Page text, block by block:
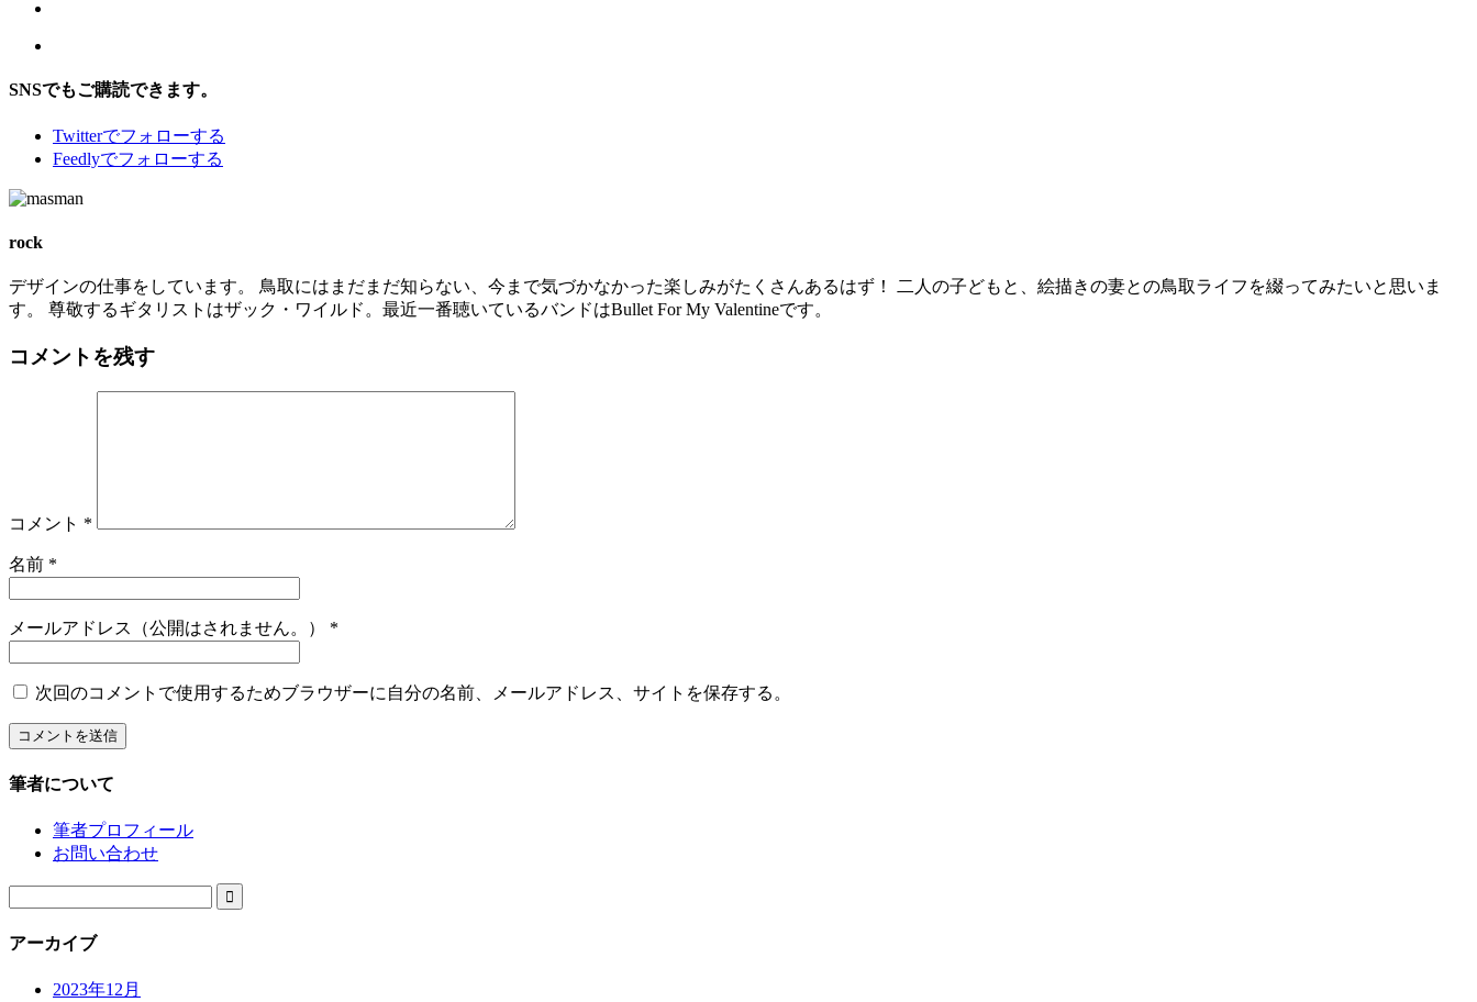
SNSでもご購読できます。
Twitterでフォローする
Feedlyでフォローする
rock
デザインの仕事をしています。 鳥取にはまだまだ知らない、今まで気づかなかった楽しみがたくさんあるはず！ 二人の子どもと、絵描きの妻との鳥取ライフを綴ってみたいと思いま
す。 尊敬するギタリストはザック・ワイルド。最近一番聴いているバンドはBullet For My Valentineです。
コメントを残す
コメント *
名前 *
メールアドレス（公開はされません。） *
次回のコメントで使用するためブラウザーに自分の名前、メールアドレス、サイトを保存する。
筆者について
筆者プロフィール
お問い合わせ

アーカイブ
2023年12月